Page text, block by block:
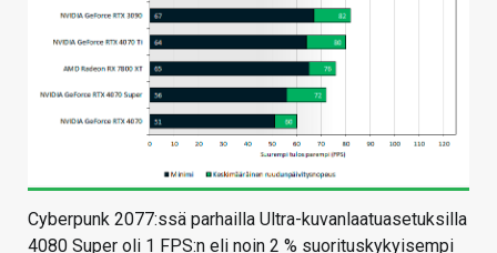
Cyberpunk 2077:ssä parhailla Ultra-kuvanlaatuasetuksilla
4080 Super oli 1 FPS:n eli noin 2 % suorituskykyisempi